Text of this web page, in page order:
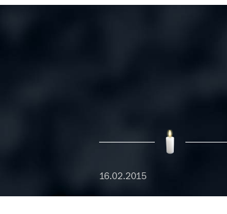
16.02.2015